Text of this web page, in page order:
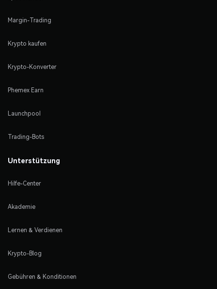
Margin-Trading
Krypto kaufen
Krypto-Konverter
Phemex Earn
Launchpool
Trading-Bots
Unterstützung
Hilfe-Center
Akademie
Lernen & Verdienen
Krypto-Blog
Gebühren & Konditionen